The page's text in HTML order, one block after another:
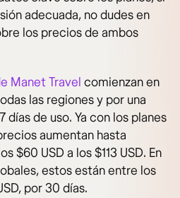
adecuada, no dudes en
los precios de ambos
Manet Travel comienzan en
las regiones y por una
días de uso. Ya con los planes
aumentan hasta
$60 USD a los $113 USD. En
estos están entre los
por 30 días.